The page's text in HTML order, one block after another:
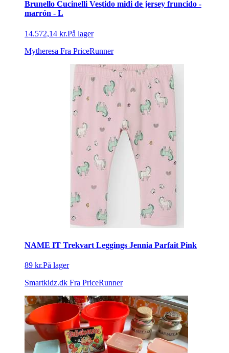
Brunello Cucinelli Vestido midi de jersey fruncido -
marrón - L
14.572,14 kr.På lager
Mytheresa Fra PriceRunner
NAME IT Trekvart Leggings Jennia Parfait Pink
89 kr.På lager
Smartkidz.dk Fra PriceRunner